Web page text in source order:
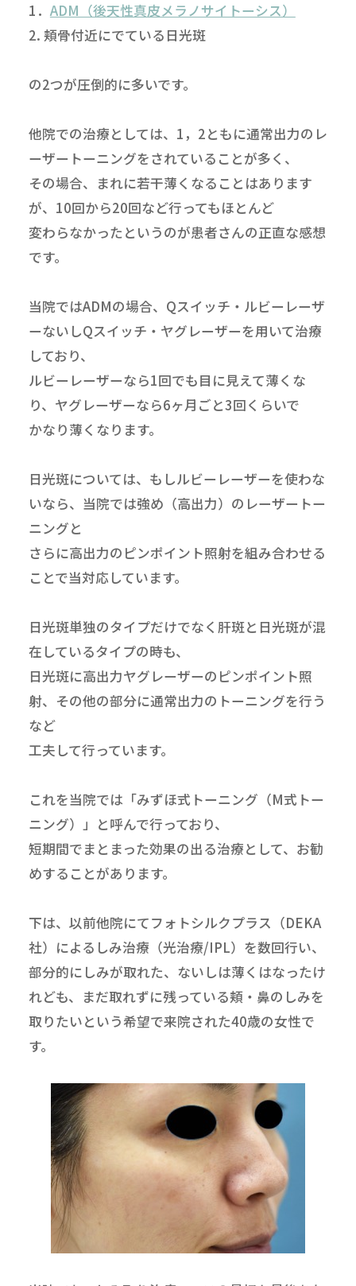
1． ADM（後天性真皮メラノサイトーシス）
2. 頬骨付近にでている日光斑
の2つが圧倒的に多いです。
他院での治療としては、1，2ともに通常出力のレ
ーザートーニングをされていることが多く、
その場合、まれに若干薄くなることはあります
が、10回から20回など行ってもほとんど
変わらなかったというのが患者さんの正直な感想
です。
当院ではADMの場合、Qスイッチ・ルビーレーザ
ーないしQスイッチ・ヤグレーザーを用いて治療
しており、
ルビーレーザーなら1回でも目に見えて薄くな
り、ヤグレーザーなら6ヶ月ごと3回くらいで
かなり薄くなります。
日光斑については、もしルビーレーザーを使わな
いなら、当院では強め（高出力）のレーザートー
ニングと
さらに高出力のピンポイント照射を組み合わせる
ことで当対応しています。
日光斑単独のタイプだけでなく肝斑と日光斑が混
在しているタイプの時も、
日光斑に高出力ヤグレーザーのピンポイント照
射、その他の部分に通常出力のトーニングを行う
など
工夫して行っています。
これを当院では「みずほ式トーニング（M式トー
ニング）」と呼んで行っており、
短期間でまとまった効果の出る治療として、お勧
めすることがあります。
下は、以前他院にてフォトシルクプラス（DEKA
社）によるしみ治療（光治療/IPL）を数回行い、
部分的にしみが取れた、ないしは薄くはなったけ
れども、まだ取れずに残っている頬・鼻のしみを
取りたいという希望で来院された40歳の女性で
す。